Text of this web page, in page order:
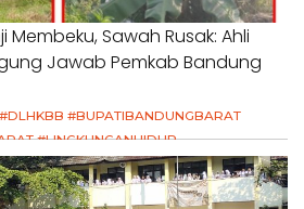
Sawah Rusak: Ahli
Jawab Pemkab Bandung
#BUPATIBANDUNGBARAT
#LINGKUNGANHIDUP
#IRIGASIRUSAK